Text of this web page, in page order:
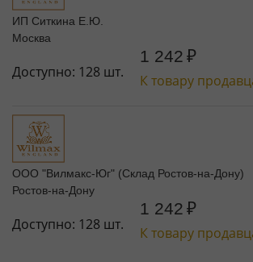
ИП Ситкина Е.Ю.
Москва
Доступно: 128 шт.
1 242 ₽
К товару
ООО "Вилмакс-Юг" (Склад Ростов-на-Дону)
Ростов-на-Дону
Доступно: 128 шт.
1 242 ₽
К товару